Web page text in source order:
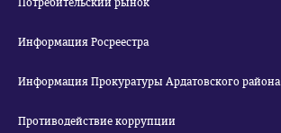
Потребительский рынок
Информация Росреестра
Информация Прокуратуры Ардатовского района
Противодействие коррупции